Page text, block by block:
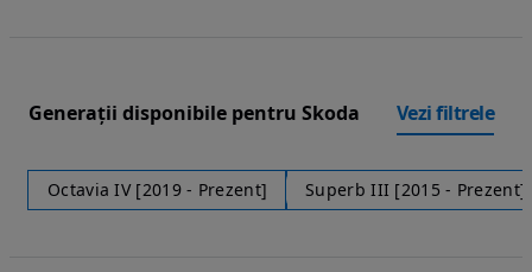
Generații disponibile pentru Skoda Vezi filtrele
Octavia IV [2019 - Prezent] Superb III [2015 - Prezent]